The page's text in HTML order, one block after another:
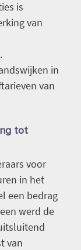
is
van
in
van
tot
voor
in het
een bedrag
werd de
van